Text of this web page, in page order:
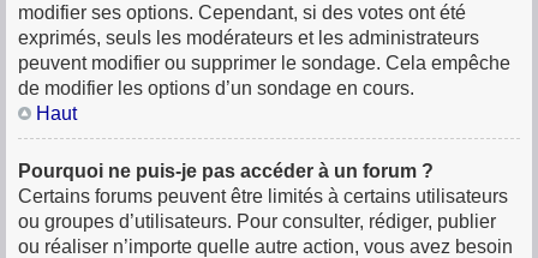
modifier ses options. Cependant, si des votes ont été
exprimés, seuls les modérateurs et les administrateurs
peuvent modifier ou supprimer le sondage. Cela empêche
de modifier les options d’un sondage en cours.
Haut
Pourquoi ne puis-je pas accéder à un forum ?
Certains forums peuvent être limités à certains utilisateurs
ou groupes d’utilisateurs. Pour consulter, rédiger, publier
ou réaliser n’importe quelle autre action, vous avez besoin